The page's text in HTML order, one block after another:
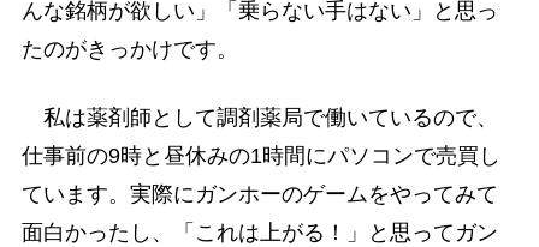
んな銘柄が欲しい」「乗らない手はない」と思っ
たのがきっかけです。
私は薬剤師として調剤薬局で働いているので、
仕事前の9時と昼休みの1時間にパソコンで売買し
ています。実際にガンホーのゲームをやってみて
面白かったし、「これは上がる！」と思ってガン